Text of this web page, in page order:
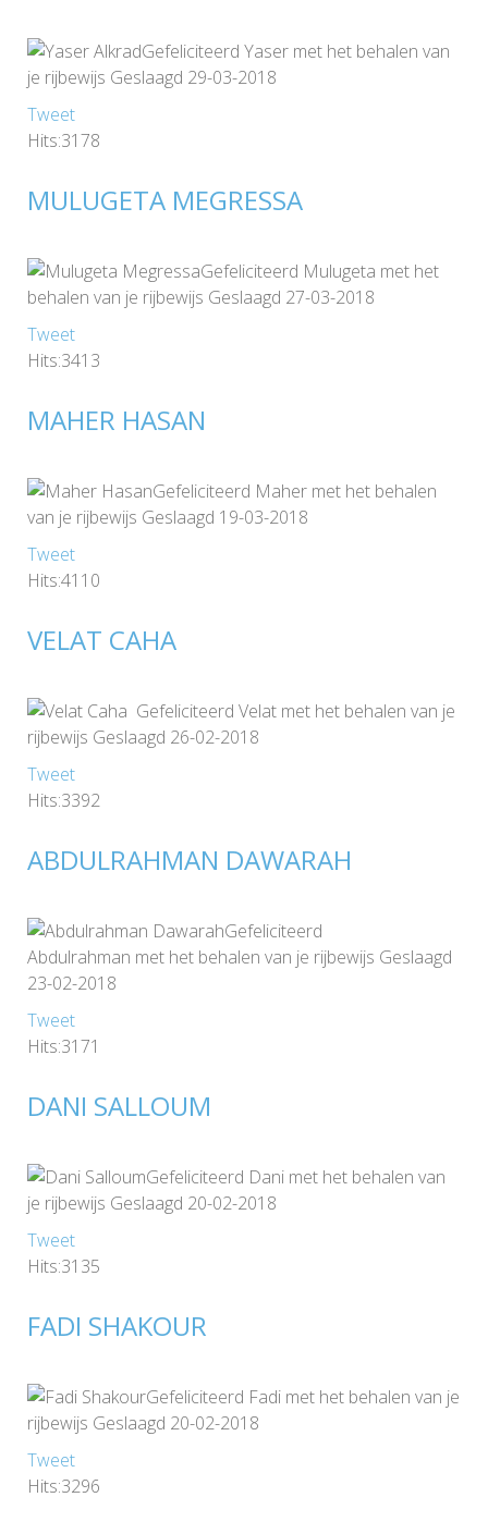
Gefeliciteerd Yaser met het behalen van
je rijbewijs Geslaagd 29-03-2018
Tweet
Hits:3178
MULUGETA MEGRESSA
Gefeliciteerd Mulugeta met het
behalen van je rijbewijs Geslaagd 27-03-2018
Tweet
Hits:3413
MAHER HASAN
Gefeliciteerd Maher met het behalen
van je rijbewijs Geslaagd 19-03-2018
Tweet
Hits:4110
VELAT CAHA
Gefeliciteerd Velat met het behalen van je
rijbewijs Geslaagd 26-02-2018
Tweet
Hits:3392
ABDULRAHMAN DAWARAH
Gefeliciteerd
Abdulrahman met het behalen van je rijbewijs Geslaagd
23-02-2018
Tweet
Hits:3171
DANI SALLOUM
Gefeliciteerd Dani met het behalen van
je rijbewijs Geslaagd 20-02-2018
Tweet
Hits:3135
FADI SHAKOUR
Gefeliciteerd Fadi met het behalen van je
rijbewijs Geslaagd 20-02-2018
Tweet
Hits:3296